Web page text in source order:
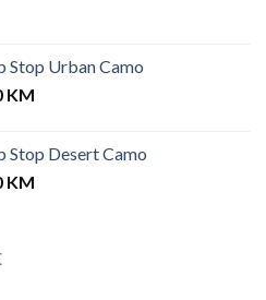
Stop Urban Camo
KM.
KMCurrent
12.00 KM.
Stop Desert Camo
KMCurrent